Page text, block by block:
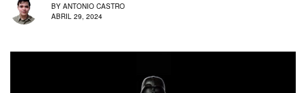
BY ANTONIO CASTRO
ABRIL 29, 2024